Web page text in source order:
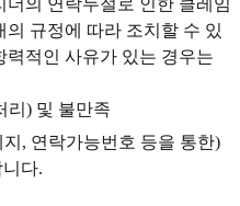
의 연락두절로 인한 클레임
규정에 따라 조치할 수 있
력적인 사유가 있는 경우는
리) 및 불만족
, 연락가능번호 등을 통한)
다.